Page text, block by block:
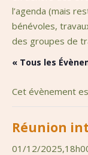
l’agenda (mais
bénévoles,
des groupes de
« Tous les
Cet évènement
Réunion
01/12/